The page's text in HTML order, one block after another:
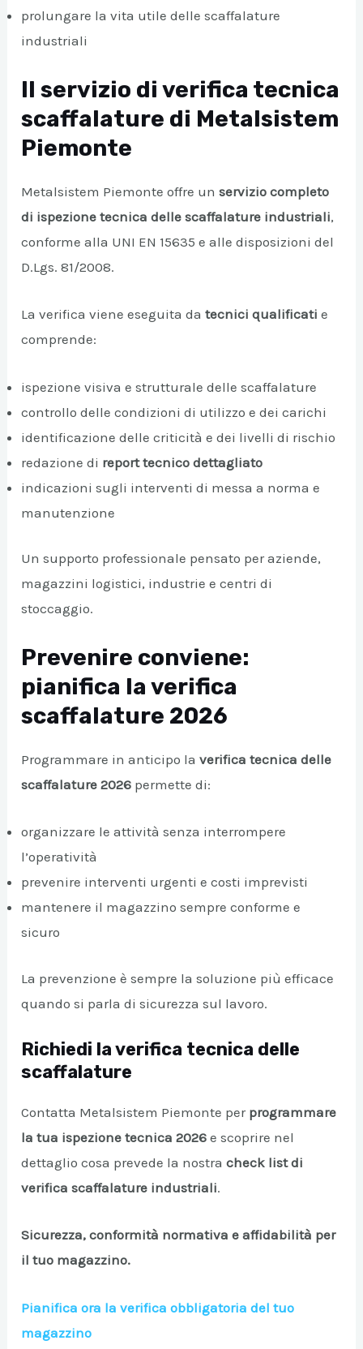
prolungare la vita utile delle scaffalature
industriali
Il servizio di verifica tecnica
scaffalature di Metalsistem
Piemonte
Metalsistem Piemonte offre unservizio completo
di ispezione tecnica delle scaffalature industriali,
conforme alla UNI EN 15635 e alle disposizioni del
D.Lgs. 81/2008.
La verifica viene eseguita datecnici qualificati e
comprende:
ispezione visiva e strutturale delle scaffalature
controllo delle condizioni di utilizzo e dei carichi
identificazione delle criticità e dei livelli di rischio
redazione di report tecnico dettagliato
indicazioni sugli interventi di messa a norma e
manutenzione
Un supporto professionale pensato per aziende,
magazzini logistici, industrie e centri di
stoccaggio.
Prevenire conviene:
pianifica la verifica
scaffalature 2026
Programmare in anticipo laverifica tecnica delle
scaffalature 2026 permette di:
organizzare le attività senza interrompere
l’operatività
prevenire interventi urgenti e costi imprevisti
mantenere il magazzino sempre conforme e
sicuro
La prevenzione è sempre la soluzione più efficace
quando si parla di sicurezza sul lavoro.
Richiedi la verifica tecnica delle
scaffalature
Contatta Metalsistem Piemonte per programmare
la tua ispezione tecnica 2026 e scoprire nel
dettaglio cosa prevede la nostracheck list di
verifica scaffalature industriali.
Sicurezza, conformità normativa e affidabilità per
il tuo magazzino.
Pianifica ora la verifica obbligatoria del tuo
magazzino